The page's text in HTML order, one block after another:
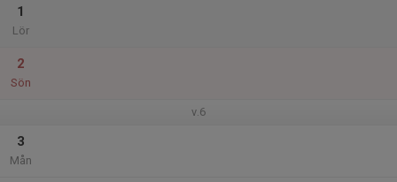
1
Lör
2
Sön
v.6
3
Mån